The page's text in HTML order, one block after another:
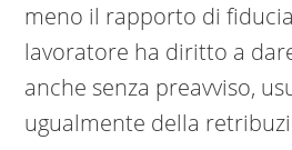
meno il rapporto di
lavoratore ha diritto a
anche senza preavviso,
ugualmente della